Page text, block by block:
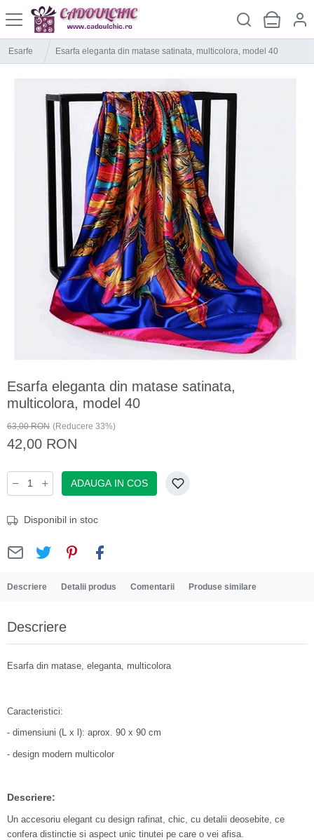
Esarfe Esarfa eleganta din matase satinata, multicolora, model 40
Esarfa eleganta din matase satinata,
multicolora, model 40
63,00 RON (Reducere 33%)
42,00 RON
ADAUGA IN COS
Disponibil in stoc
Descriere Detalii produs Comentarii Produse similare
Descriere
Esarfa din matase, eleganta, multicolora
Caracteristici:
- dimensiuni (L x l): aprox. 90 x 90 cm
- design modern multicolor
Descriere:
Un accesoriu elegant cu design rafinat, chic, cu detalii deosebite, ce
confera distinctie si aspect unic tinutei pe care o vei afisa.